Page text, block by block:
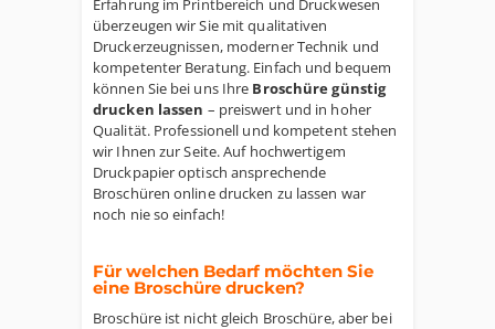
Erfahrung im Printbereich und Druckwesen
überzeugen wir Sie mit qualitativen
Druckerzeugnissen, moderner Technik und
kompetenter Beratung. Einfach und bequem
können Sie bei uns Ihre Broschüre günstig
drucken lassen – preiswert und in hoher
Qualität. Professionell und kompetent stehen
wir Ihnen zur Seite. Auf hochwertigem
Druckpapier optisch ansprechende
Broschüren online drucken zu lassen war
noch nie so einfach!
Für welchen Bedarf möchten Sie
eine Broschüre drucken?
Broschüre ist nicht gleich Broschüre, aber bei